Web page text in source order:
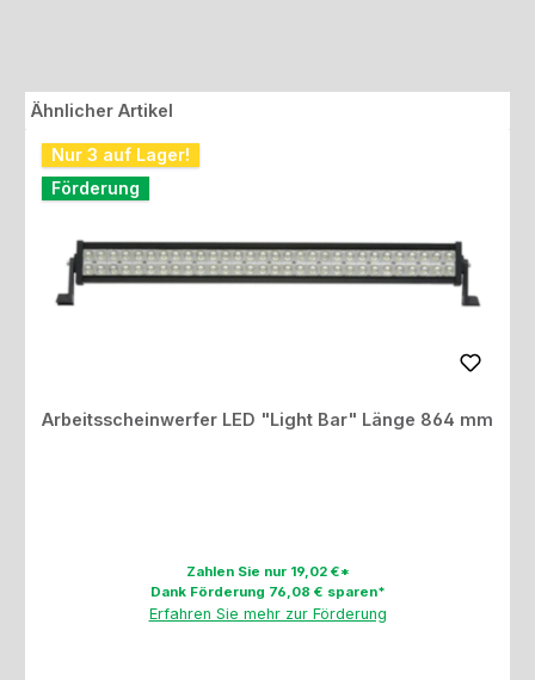
Produktgalerie überspringen
Ähnlicher Artikel
Nur 3 auf Lager!
Förderung
Arbeitsscheinwerfer LED "Light Bar" Länge 864 mm
Zahlen Sie nur 19,02 €*
Dank Förderung 76,08 € sparen*
Erfahren Sie mehr zur Förderung